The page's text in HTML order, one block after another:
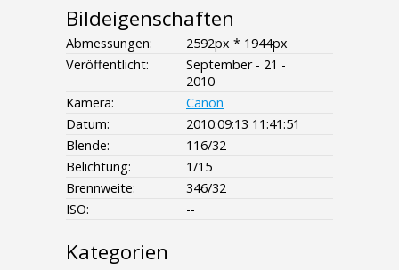
Bildeigenschaften
Abmessungen:
2592px * 1944px
Veröffentlicht:
September - 21 -
2010
Kamera:
Canon
Datum:
2010:09:13 11:41:51
Blende:
116/32
Belichtung:
1/15
Brennweite:
346/32
ISO:
--
Kategorien